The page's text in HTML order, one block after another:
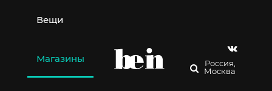
содержимому
Вещи
Магазины
Россия,
Москва